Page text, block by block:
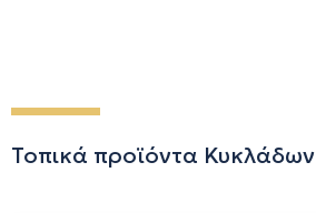
Τοπικά προϊόντα Κυκλάδων